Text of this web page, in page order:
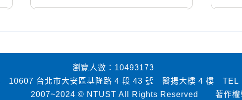
瀏覽人數：10493173
10607 台北市大安區基隆路 4 段 43 號 醫揚大樓 4 樓
© NTUST All Rights Reserved 著作權